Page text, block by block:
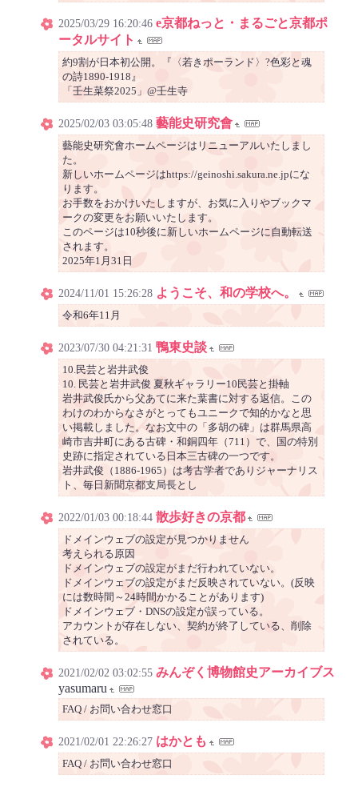
2025/03/29 16:20:46 e京都ねっと・まるごと京都ポ
ータルサイト
約9割が日本初公開。『〈若きポーランド〉?色彩と魂
の詩1890-1918』
「壬生菜祭2025」@壬生寺
2025/02/03 03:05:48 藝能史研究會
藝能史研究會ホームページはリニューアルいたしまし
た。
新しいホームページはhttps://geinoshi.sakura.ne.jpにな
ります。
お手数をおかけいたしますが、お気に入りやブックマ
ークの変更をお願いいたします。
このページは10秒後に新しいホームページに自動転送
されます。
2025年1月31日
2024/11/01 15:26:28 ようこそ、和の学校へ。
令和6年11月
2023/07/30 04:21:31 鴨東史談
10.民芸と岩井武俊
10. 民芸と岩井武俊 夏秋ギャラリー10民芸と掛軸
岩井武俊氏から父あてに来た葉書に対する返信。この
わけのわからなさがとってもユニークで知的かなと思
い掲載しました。なお文中の「多胡の碑」は群馬県高
崎市吉井町にある古碑・和銅四年（711）で、国の特別
史跡に指定されている日本三古碑の一つです。
岩井武俊（1886-1965）は考古学者でありジャーナリス
ト、毎日新聞京都支局長とし
2022/01/03 00:18:44 散歩好きの京都
ドメインウェブの設定が見つかりません
考えられる原因
ドメインウェブの設定がまだ行われていない。
ドメインウェブの設定がまだ反映されていない。(反映
には数時間～24時間かかることがあります)
ドメインウェブ・DNSの設定が誤っている。
アカウントが存在しない、契約が終了している、削除
されている。
2021/02/02 03:02:55 みんぞく博物館史アーカイブス
yasumaru
FAQ / お問い合わせ窓口
2021/02/01 22:26:27 はかとも
FAQ / お問い合わせ窓口